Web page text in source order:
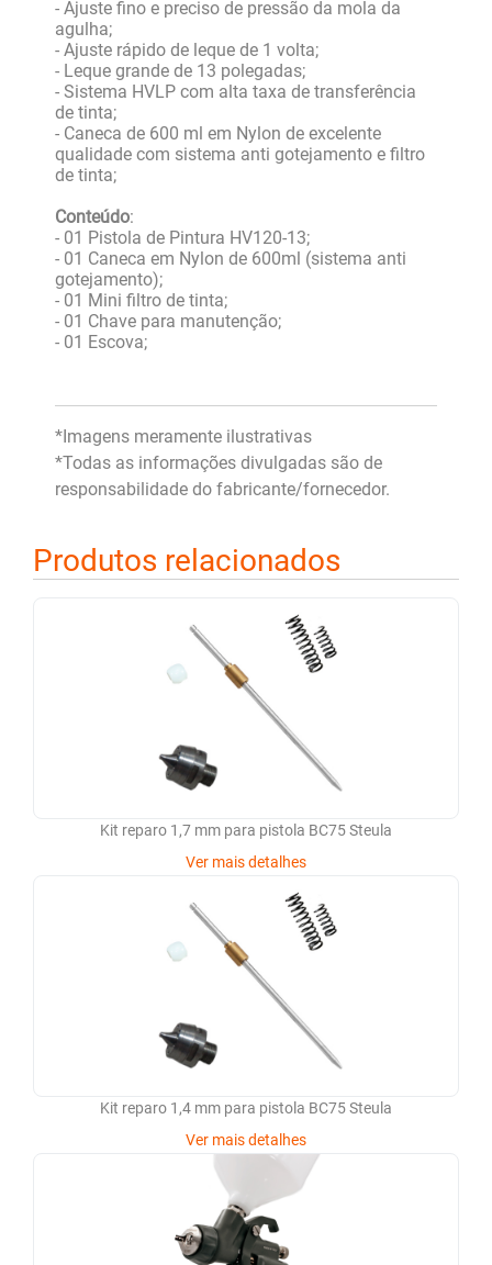
- Ajuste fino e preciso de pressão da mola da
agulha;
- Ajuste rápido de leque de 1 volta;
- Leque grande de 13 polegadas;
- Sistema HVLP com alta taxa de transferência
de tinta;
- Caneca de 600 ml em Nylon de excelente
qualidade com sistema anti gotejamento e filtro
de tinta;
Conteúdo:
- 01 Pistola de Pintura HV120-13;
- 01 Caneca em Nylon de 600ml (sistema anti
gotejamento);
- 01 Mini filtro de tinta;
- 01 Chave para manutenção;
- 01 Escova;
*Imagens meramente ilustrativas
*Todas as informações divulgadas são de
responsabilidade do fabricante/fornecedor.
Produtos relacionados
Kit reparo 1,7 mm para pistola BC75 Steula
Ver mais detalhes
Kit reparo 1,4 mm para pistola BC75 Steula
Ver mais detalhes